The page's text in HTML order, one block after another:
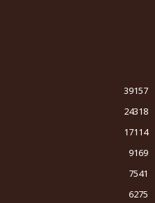
39157
24318
17114
9169
7541
6275